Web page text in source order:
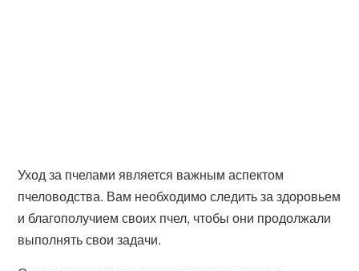
Уход за пчелами является важным аспектом
пчеловодства. Вам необходимо следить за здоровьем
и благополучием своих пчел, чтобы они продолжали
выполнять свои задачи.